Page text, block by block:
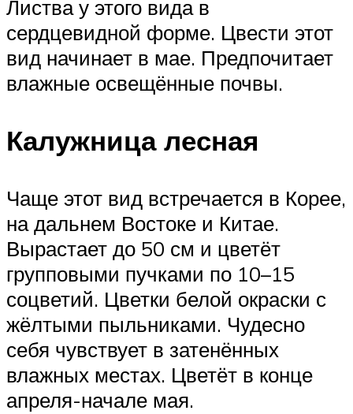
Листва у этого вида в
сердцевидной форме. Цвести этот
вид начинает в мае. Предпочитает
влажные освещённые почвы.
Калужница лесная
Чаще этот вид встречается в Корее,
на дальнем Востоке и Китае.
Вырастает до 50 см и цветёт
групповыми пучками по 10–15
соцветий. Цветки белой окраски с
жёлтыми пыльниками. Чудесно
себя чувствует в затенённых
влажных местах. Цветёт в конце
апреля-начале мая.